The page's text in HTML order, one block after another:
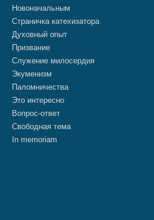
Новоначальным
Страничка катехизатора
Духовный опыт
Призвание
Служение милосердия
Экуменизм
Паломничества
Это интересно
Вопрос-ответ
Свободная тема
In memoriam